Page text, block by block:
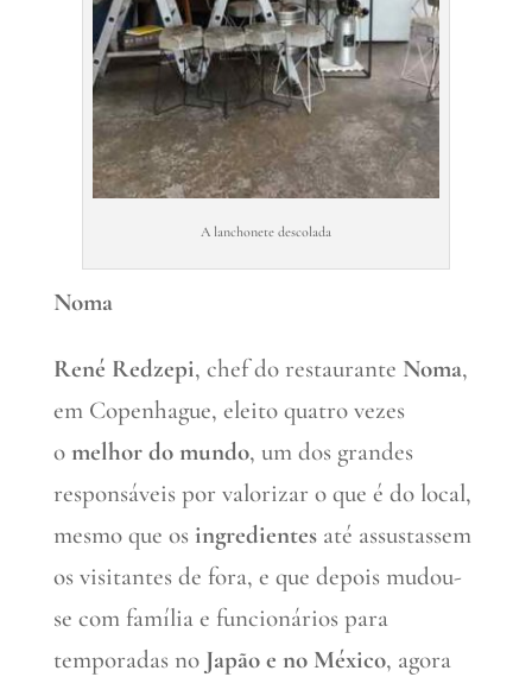
A lanchonete descolada
Noma
René Redzepi, chef do restaurante Noma,
em Copenhague, eleito quatro vezes
o melhor do mundo, um dos grandes
responsáveis por valorizar o que é do local,
mesmo que os ingredientesaté assustassem
os visitantes de fora, e que depois mudou-
se com família e funcionários para
temporadas no Japão e no México, agora